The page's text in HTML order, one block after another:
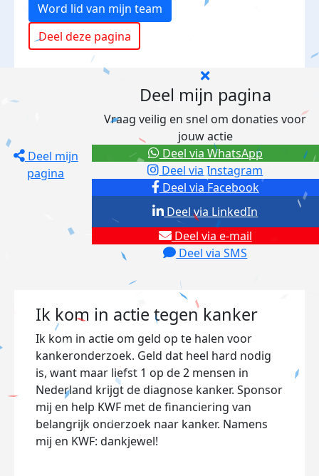
Word lid van mijn team
Deel deze pagina
Deel mijn
pagina
Deel mijn pagina
Vraag veilig en snel om donaties voor
jouw actie
Deel via Facebook
Deel via Instagram
Deel via e-mail
Deel via SMS
Deel via LinkedIn
Deel via WhatsApp
Ik kom in actie tegen kanker
Ik kom in actie om geld op te halen voor
kankeronderzoek. Geld dat heel hard nodig
is, want maar liefst 1 op de 2 mensen in
Nederland krijgt de diagnose kanker. Sponsor
mij en help KWF met de financiering van
belangrijk onderzoek naar kanker. Namens
mij en KWF: dankjewel!